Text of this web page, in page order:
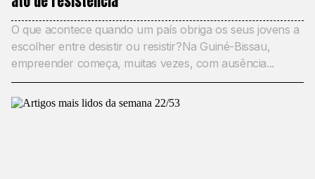
O que acontece quando um país obriga os seus jovens a
escolher entre desistir ou resistir?Na Guiné-Bissau,
empreender começa, muitas vezes, com ausência...